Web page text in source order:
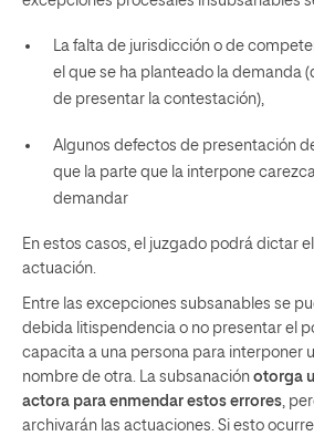
La falta de jurisdicción o de
el que se ha planteado la demanda
de presentar la contestación),
Algunos defectos de presentación
que la parte que la interpone
demandar
En estos casos, el juzgado podrá dictar
actuación.
Entre las excepciones subsanables se
debida litispendencia o no presentar el
capacita a una persona para interponer
nombre de otra. La subsanación otorga
actora para enmendar estos errores,
archivarán las actuaciones. Si esto